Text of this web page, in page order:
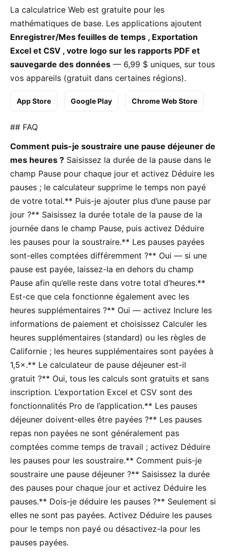
La calculatrice Web est gratuite pour les
mathématiques de base. Les applications ajoutent
Enregistrer/Mes feuilles de temps , Exportation
Excel et CSV , votre logo sur les rapports PDF et
sauvegarde des données — 6,99 $ uniques, sur tous
vos appareils (gratuit dans certaines régions).
App Store Google Play Chrome Web Store
## FAQ
Comment puis-je soustraire une pause déjeuner de
mes heures ? Saisissez la durée de la pause dans le
champ Pause pour chaque jour et activez Déduire les
pauses ; le calculateur supprime le temps non payé
de votre total.** Puis-je ajouter plus d’une pause par
jour ?** Saisissez la durée totale de la pause de la
journée dans le champ Pause, puis activez Déduire
les pauses pour la soustraire.** Les pauses payées
sont-elles comptées différemment ?** Oui — si une
pause est payée, laissez-la en dehors du champ
Pause afin qu’elle reste dans votre total d’heures.**
Est-ce que cela fonctionne également avec les
heures supplémentaires ?** Oui — activez Inclure les
informations de paiement et choisissez Calculer les
heures supplémentaires (standard) ou les règles de
Californie ; les heures supplémentaires sont payées à
1,5×.** Le calculateur de pause déjeuner est-il
gratuit ?** Oui, tous les calculs sont gratuits et sans
inscription. L’exportation Excel et CSV sont des
fonctionnalités Pro de l’application.** Les pauses
déjeuner doivent-elles être payées ?** Les pauses
repas non payées ne sont généralement pas
comptées comme temps de travail ; activez Déduire
les pauses pour les soustraire.** Comment puis-je
soustraire une pause déjeuner ?** Saisissez la durée
des pauses pour chaque jour et activez Déduire les
pauses.** Dois-je déduire les pauses ?** Seulement si
elles ne sont pas payées. Activez Déduire les pauses
pour le temps non payé ou désactivez-la pour les
pauses payées.